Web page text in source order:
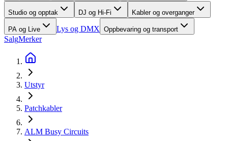
Studio og opptak DJ og Hi-Fi Kabler og overganger
PA og Live Lys og DMX Oppbevaring og transport
SalgMerker
Utstyr
Patchkabler
ALM Busy Circuits